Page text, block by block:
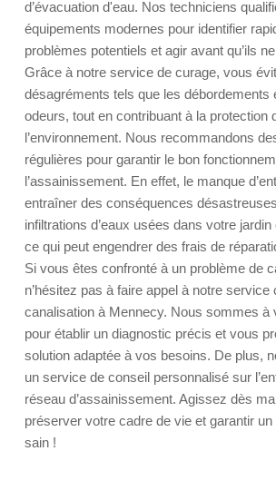
d’évacuation d'eau. Nos techniciens
équipements modernes pour identifier
problèmes potentiels et agir avant qu’ils
Grâce à notre service de curage, vous
désagréments tels que les débordements
odeurs, tout en contribuant à la protection
l’environnement. Nous recommandons
régulières pour garantir le bon
l’assainissement. En effet, le manque
entraîner des conséquences
infiltrations d’eaux usées dans votre
ce qui peut engendrer des frais de
Si vous êtes confronté à un problème de
n’hésitez pas à faire appel à notre service
canalisation à Mennecy. Nous sommes à
pour établir un diagnostic précis et vous
solution adaptée à vos besoins. De plus,
un service de conseil personnalisé sur
réseau d’assainissement. Agissez dès
préserver votre cadre de vie et garantir
sain !